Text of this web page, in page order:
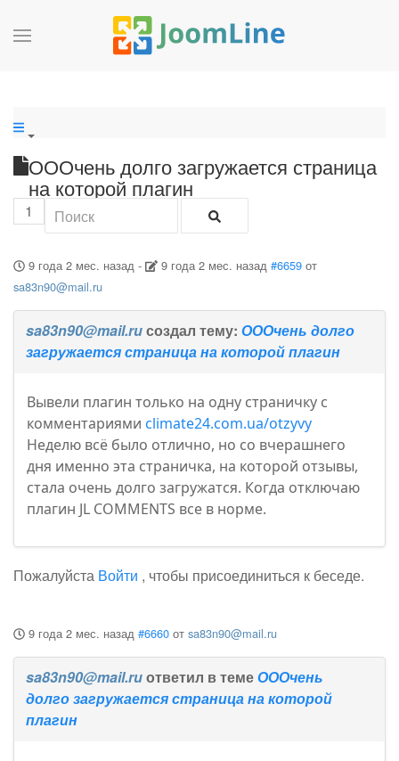
ОООчень долго загружается страница
на которой плагин
1
9 года 2 мес. назад- 9 года 2 мес. назад #6659 от
sa83n90@mail.ru
sa83n90@mail.ruсоздал тему: ОООчень долго
загружается страница на которой плагин
Вывели плагин только на одну страничку с
комментариями climate24.com.ua/otzyvy
Неделю всё было отлично, но со вчерашнего
дня именно эта страничка, на которой отзывы,
стала очень долго загружатся. Когда отключаю
плагин JL COMMENTS все в норме.
Пожалуйста Войти , чтобы присоединиться к беседе.
9 года 2 мес. назад #6660 от sa83n90@mail.ru
sa83n90@mail.ruответил в темеОООчень
долго загружается страница на которой
плагин